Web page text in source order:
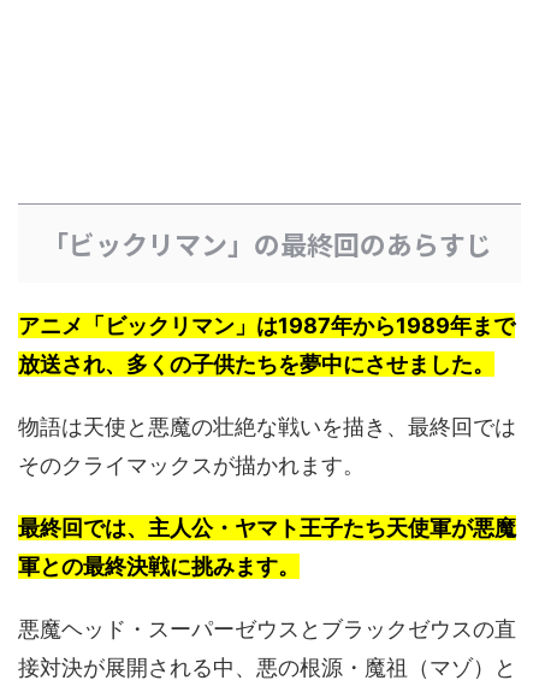
「ビックリマン」の最終回のあらすじ
アニメ「ビックリマン」は1987年から1989年まで
放送され、多くの子供たちを夢中にさせました。
物語は天使と悪魔の壮絶な戦いを描き、最終回では
そのクライマックスが描かれます。
最終回では、主人公・ヤマト王子たち天使軍が悪魔
軍との最終決戦に挑みます。
悪魔ヘッド・スーパーゼウスとブラックゼウスの直
接対決が展開される中、悪の根源・魔祖（マゾ）と